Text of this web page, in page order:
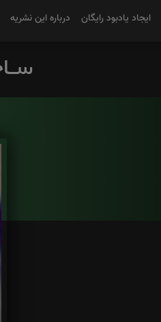
ایجاد یادبود رایگان درباره این نشریه